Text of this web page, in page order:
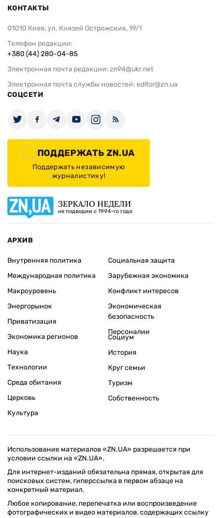
КОНТАКТЫ
01010 Киев, ул. Князей Острожских, 19/1
Телефон редакции:
+380 (44) 280-04-85
Электронная почта редакции: zn94@ukr.net
Электронная почта службы новостей: editor@zn.ua
СОЦСЕТИ
ПОДДЕРЖАТЬ ZN.UA
Поддержать независимую
журналистику!
ЗЕРКАЛО НЕДЕЛИ
не подводим с 1994-го года
АРХИВ
Внутренняя политика
Международная политика
Макроуровень
Энергорынок
Приватизация
Экономика регионов
Социальная защита
Зарубежная экономика
Конфликт интересов
Экономическая
безопасность
Персоналии
Наука
Технологии
Среда обитания
Церковь
Культура
Социум
История
Круг семьи
Туризм
Собственность
Использование материалов «ZN.UA» разрешается при
условии ссылки на «ZN.UA».
Для интернет-изданий обязательна прямая, открытая для
поисковых систем, гиперссылка в первом абзаце на
конкретный материал.
Любое копирование, перепечатка или воспроизведение
фотографических и видео материалов, содержащих ссылку